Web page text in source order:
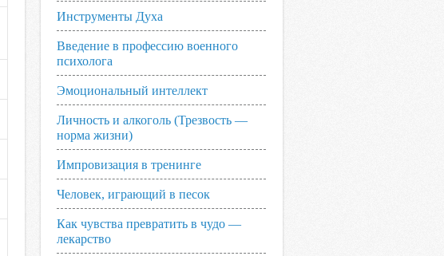
Инструменты Духа
Введение в профессию военного
психолога
Эмоциональный интеллект
Личность и алкоголь (Трезвость —
норма жизни)
Импровизация в тренинге
Человек, играющий в песок
Как чувства превратить в чудо —
лекарство